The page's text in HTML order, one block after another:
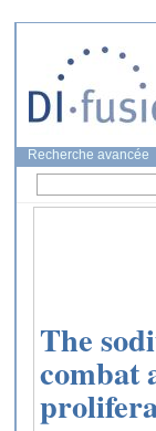
Recherche avancée
The
combat